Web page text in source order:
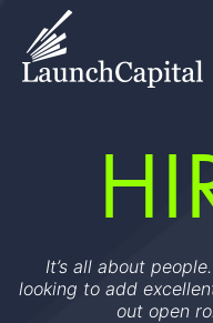
It’s all about
looking to add
out open